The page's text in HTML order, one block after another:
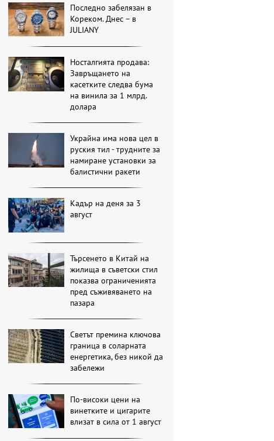
Последно забелязан в
Кореком. Днес – в
JULIANY
Носталгията продава:
Завръщането на
касетките следва бума
на винила за 1 млрд.
долара
Украйна има нова цел в
руския тил - трудните за
намиране установки за
балистични ракети
Кадър на деня за 3
август
Търсенето в Китай на
жилища в съветски стил
показва ограниченията
пред съживяването на
пазара
Светът премина ключова
граница в соларната
енергетика, без никой да
забележи
По-високи цени на
винетките и цигарите
влизат в сила от 1 август